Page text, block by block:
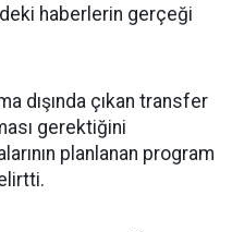
haberlerin gerçeği
dışında çıkan transfer
gerektiğini
planlanan program